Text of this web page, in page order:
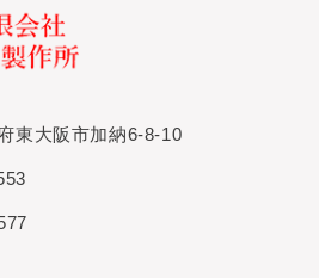
東大阪市加納6-8-10